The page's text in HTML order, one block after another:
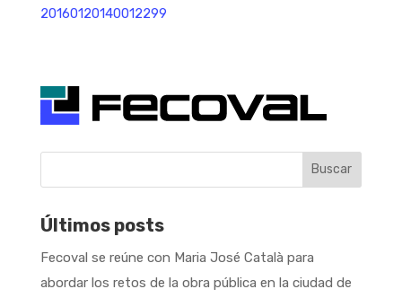
20160120140012299
Buscar
Últimos posts
Fecoval se reúne con Maria José Català para
abordar los retos de la obra pública en la ciudad de